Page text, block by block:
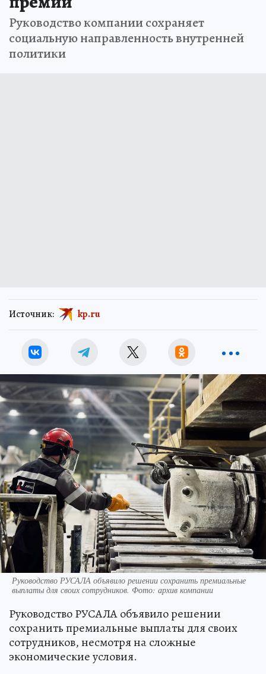
Руководство компании сохраняет
социальную направленность внутренней
политики
Источник: kp.ru
Руководство РУСАЛА объявило решении сохранить премиальные
выплаты для своих сотрудников. Фото: архив компании
Руководство РУСАЛА объявило решении
сохранить премиальные выплаты для своих
сотрудников, несмотря на сложные
экономические условия.